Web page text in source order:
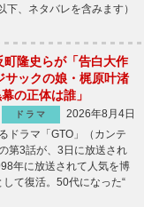
、ネタバレを含みます）
町隆史らが「告白大作
サックの娘・梶原叶渚
の正体は誰」
ドラマ
2026年8月4日
ドラマ「GTO」（カンテ
第3話が、3日に放送され
年に放送されて人気を博
て復活。50代になった“